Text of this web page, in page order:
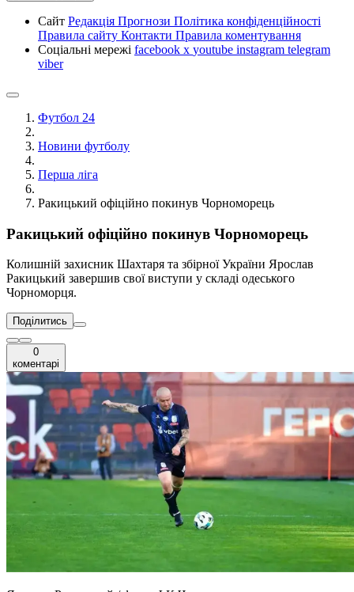
Сайт Редакція Прогнози Політика конфіденційності
Правила сайту Контакти Правила коментування
Соціальні мережі facebook x youtube instagram telegram
viber
Футбол 24
Новини футболу
Перша ліга
Ракицький офіційно покинув Чорноморець
Ракицький офіційно покинув Чорноморець
Колишній захисник Шахтаря та збірної України Ярослав
Ракицький завершив свої виступи у складі одеського
Чорноморця.
Поділитись
0
коментарі